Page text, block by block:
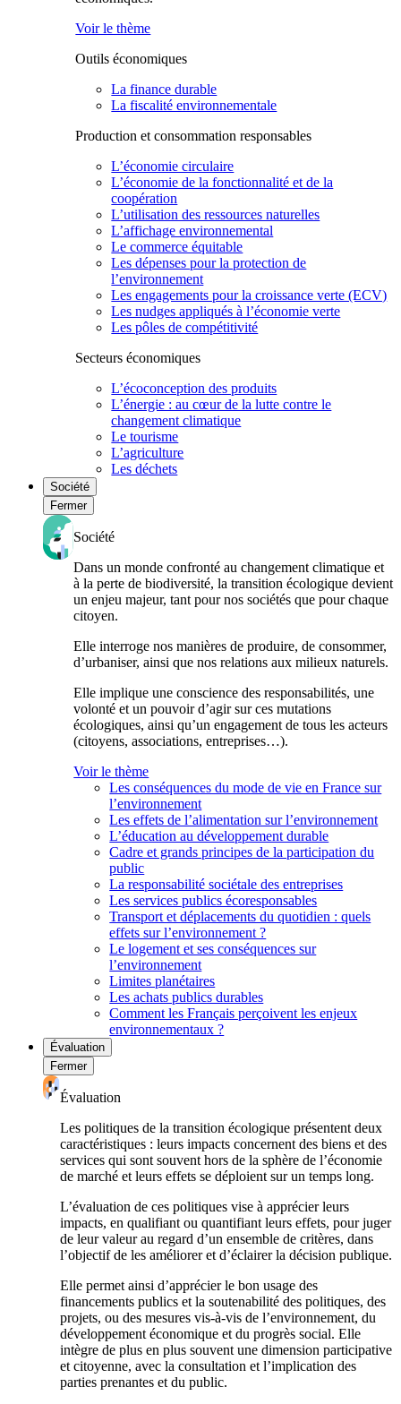
Voir le thème
Outils économiques
La finance durable
La fiscalité environnementale
Production et consommation responsables
L’économie circulaire
L’économie de la fonctionnalité et de la
coopération
L’utilisation des ressources naturelles
L’affichage environnemental
Le commerce équitable
Les dépenses pour la protection de
l’environnement
Les engagements pour la croissance verte (ECV)
Les nudges appliqués à l’économie verte
Les pôles de compétitivité
Secteurs économiques
L’écoconception des produits
L’énergie : au cœur de la lutte contre le
changement climatique
Le tourisme
L’agriculture
Les déchets
Société
Fermer
Société
Dans un monde confronté au changement climatique et
à la perte de biodiversité, la transition écologique devient
un enjeu majeur, tant pour nos sociétés que pour chaque
citoyen.
Elle interroge nos manières de produire, de consommer,
d’urbaniser, ainsi que nos relations aux milieux naturels.
Elle implique une conscience des responsabilités, une
volonté et un pouvoir d’agir sur ces mutations
écologiques, ainsi qu’un engagement de tous les acteurs
(citoyens, associations, entreprises…).
Voir le thème
Les conséquences du mode de vie en France sur
l’environnement
Les effets de l’alimentation sur l’environnement
L’éducation au développement durable
Cadre et grands principes de la participation du
public
La responsabilité sociétale des entreprises
Les services publics écoresponsables
Transport et déplacements du quotidien : quels
effets sur l’environnement ?
Le logement et ses conséquences sur
l’environnement
Limites planétaires
Les achats publics durables
Comment les Français perçoivent les enjeux
environnementaux ?
Évaluation
Fermer
Évaluation
Les politiques de la transition écologique présentent deux
caractéristiques : leurs impacts concernent des biens et des
services qui sont souvent hors de la sphère de l’économie
de marché et leurs effets se déploient sur un temps long.
L’évaluation de ces politiques vise à apprécier leurs
impacts, en qualifiant ou quantifiant leurs effets, pour juger
de leur valeur au regard d’un ensemble de critères, dans
l’objectif de les améliorer et d’éclairer la décision publique.
Elle permet ainsi d’apprécier le bon usage des
financements publics et la soutenabilité des politiques, des
projets, ou des mesures vis-à-vis de l’environnement, du
développement économique et du progrès social. Elle
intègre de plus en plus souvent une dimension participative
et citoyenne, avec la consultation et l’implication des
parties prenantes et du public.